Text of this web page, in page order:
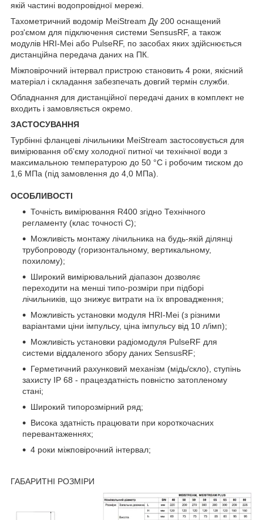
якій частині водопровідної мережі.
Тахометричний водомір MeiStream Ду 200 оснащений
роз'ємом для підключення системи SensusRF, а також
модулів HRI-Mei або PulseRF, по засобах яких здійснюється
дистанційна передача даних на ПК.
Міжповірочний інтервал пристрою становить 4 роки, якісний
матеріал і складання забезпечать довгий термін служби.
Обладнання для дистанційної передачі даних в комплект не
входить і замовляється окремо.
ЗАСТОСУВАННЯ
Турбінні фланцеві лічильники MeiStream застосовується для
вимірювання об'єму холодної питної чи технічної води з
максимальною температурою до 50 °С і робочим тиском до
1,6 МПа (під замовлення до 4,0 МПа).
ОСОБЛИВОСТІ
Точність вимірювання R400 згідно Технічного
регламенту (клас точності С);
Можливість монтажу лічильника на будь-якій ділянці
трубопроводу (горизонтальному, вертикальному,
похилому);
Широкий вимірювальний діапазон дозволяє
переходити на менші типо-розміри при підборі
лічильників, що знижує витрати на їх впровадження;
Можливість установки модуля HRI-Mei (з різними
варіантами ціни імпульсу, ціна імпульсу від 10 л/імп);
Можливість установки радіомодуля PulseRF для
системи віддаленого збору даних SensusRF;
Герметичний рахунковий механізм (мідь/скло), ступінь
захисту IP 68 - працездатність повністю затопленому
стані;
Широкий типорозмірний ряд;
Висока здатність працювати при короткочасних
перевантаженнях;
4 роки міжповірочний інтервал;
ГАБАРИТНІ РОЗМІРИ